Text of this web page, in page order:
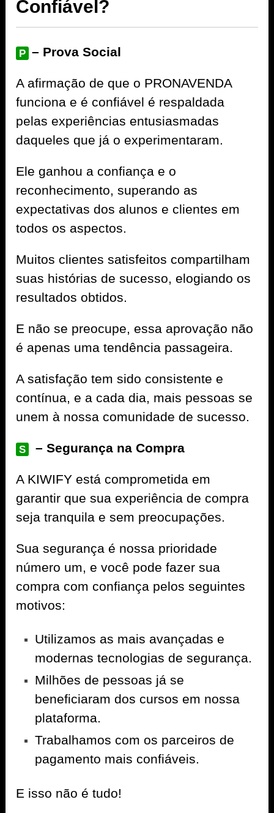
Confiável?
P – Prova Social
A afirmação de que o PRONAVENDA
funciona e é confiável é respaldada
pelas experiências entusiasmadas
daqueles que já o experimentaram.
Ele ganhou a confiança e o
reconhecimento, superando as
expectativas dos alunos e clientes em
todos os aspectos.
Muitos clientes satisfeitos compartilham
suas histórias de sucesso, elogiando os
resultados obtidos.
E não se preocupe, essa aprovação não
é apenas uma tendência passageira.
A satisfação tem sido consistente e
contínua, e a cada dia, mais pessoas se
unem à nossa comunidade de sucesso.
S – Segurança na Compra
A KIWIFY está comprometida em
garantir que sua experiência de compra
seja tranquila e sem preocupações.
Sua segurança é nossa prioridade
número um, e você pode fazer sua
compra com confiança pelos seguintes
motivos:
Utilizamos as mais avançadas e
modernas tecnologias de segurança.
Milhões de pessoas já se
beneficiaram dos cursos em nossa
plataforma.
Trabalhamos com os parceiros de
pagamento mais confiáveis.
E isso não é tudo!